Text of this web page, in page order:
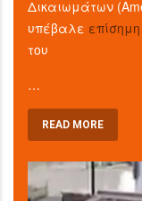
Δικαιωμάτων
υπέβαλε
του
…
READ MORE